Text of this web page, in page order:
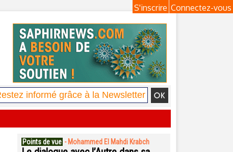
Connectez-vous
S'inscrire
Points de vue - Mohammed El Mahdi Krabch